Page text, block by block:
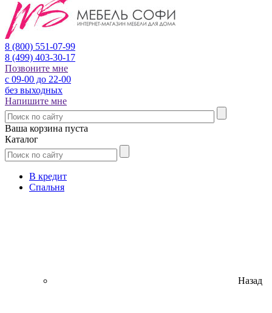
8 (800) 551-07-99
8 (499) 403-30-17
Позвоните мне
с 09-00 до 22-00
без выходных
Напишите мне
Ваша корзина пуста
Каталог
В кредит
Спальня
Назад